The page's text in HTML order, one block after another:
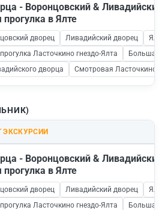
- Воронцовский &
прогулка в Ялте
дворец Ливадийский дворец
Ласточкино гнездо-Ялта
Большая
дворца
Смотровая Ласточкино
- Воронцовский &
прогулка в Ялте
дворец Ливадийский дворец
Ласточкино гнездо-Ялта
Большая